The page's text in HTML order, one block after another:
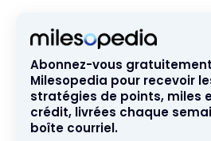
Abonnez-vous
Milesopedia pour recevoir
stratégies de points, miles
crédit, livrées chaque
boîte courriel.